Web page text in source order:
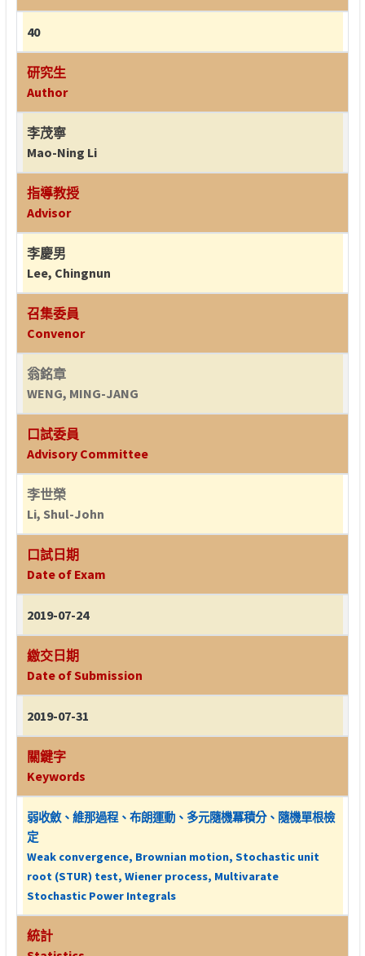
40
研究生
Author
李茂寧
Mao-Ning Li
指導教授
Advisor
李慶男
Lee, Chingnun
召集委員
Convenor
翁銘章
WENG, MING-JANG
口試委員
Advisory Committee
李世榮
Li, Shul-John
口試日期
Date of Exam
2019-07-24
繳交日期
Date of Submission
2019-07-31
關鍵字
Keywords
弱收斂、維那過程、布朗運動、多元隨機冪積分、隨機單根檢
定
Weak convergence, Brownian motion, Stochastic unit
root (STUR) test, Wiener process, Multivarate
Stochastic Power Integrals
統計